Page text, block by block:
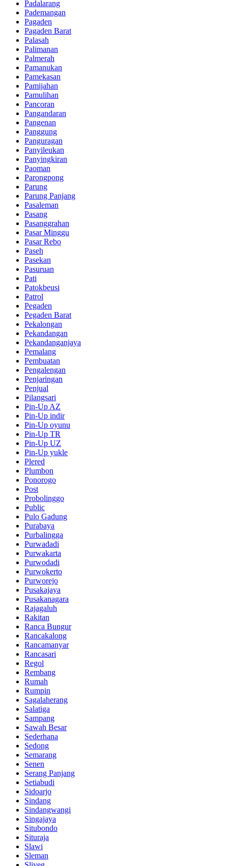
Padalarang
Pademangan
Pagaden
Pagaden Barat
Palasah
Palimanan
Palmerah
Pamanukan
Pamekasan
Pamijahan
Pamulihan
Pancoran
Pangandaran
Pangenan
Panggung
Panguragan
Panyileukan
Panyingkiran
Paoman
Parongpong
Parung
Parung Panjang
Pasaleman
Pasang
Pasanggrahan
Pasar Minggu
Pasar Rebo
Paseh
Pasekan
Pasuruan
Pati
Patokbeusi
Patrol
Pegaden
Pegaden Barat
Pekalongan
Pekandangan
Pekandanganjaya
Pemalang
Pembuatan
Pengalengan
Penjaringan
Penjual
Pilangsari
Pin-Up AZ
Pin-Up indir
Pin-Up oyunu
Pin-Up TR
Pin-Up UZ
Pin-Up yukle
Plered
Plumbon
Ponorogo
Post
Probolinggo
Public
Pulo Gadung
Purabaya
Purbalingga
Purwadadi
Purwakarta
Purwodadi
Purwokerto
Purworejo
Pusakajaya
Pusakanagara
Rajagaluh
Rakitan
Ranca Bungur
Rancakalong
Rancamanyar
Rancasari
Regol
Rembang
Rumah
Rumpin
Sagalaherang
Salatiga
Sampang
Sawah Besar
Sederhana
Sedong
Semarang
Senen
Serang Panjang
Setiabudi
Sidoarjo
Sindang
Sindangwangi
Singajaya
Situbondo
Situraja
Slawi
Sleman